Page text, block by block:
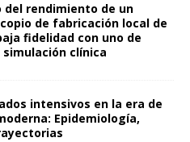
del rendimiento de un
de fabricación local de
fidelidad con uno de
clínica
intensivos en la era de
Epidemiología,